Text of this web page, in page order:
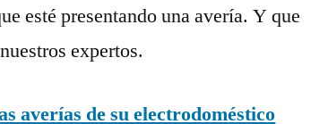
esté presentando una avería. Y que
expertos.
averías de su electrodoméstico